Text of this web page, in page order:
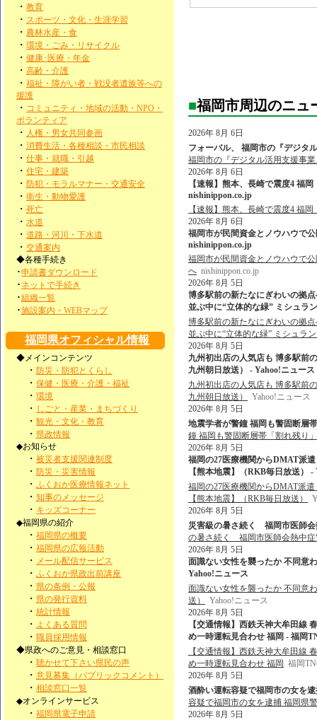
・ 教育
・ スポーツ・文化・生涯学習
・ 農林水産・食
・ 環境・ごみ・リサイクル
・ 健康･医療・年金
・ 高齢・介護
・ 福祉・障がい者・戦没者遺族等への
援護
・ コミュニティ・地域の活動・NPO・
ボランティア
・ 人権・男女共同参画
・ 消費生活・各種相談・市民相談
・ 仕事・就職・引越
・ 住宅・建築
・ 防犯・モラルマナー・交通安全
・ 衛生・動物愛護
・ 死亡
・ 水道
・ 道路・河川・下水道
・ 交通案内
◆各種手続き
･申請書ダウンロード
･ ネットで手続き
･組織一覧
･施設案内・WEBマップ
福岡県オフィシャル情報
◆メインコンテンツ
・ 防災・防犯とくらし
・ 保健・医療・介護・福祉
・ 環境
・ しごと・産業・まちづくり
・ 観光・文化・教育
・ 県政情報
◆お知らせ
・ 被災者支援関連制度
・ 防災・災害情報
・ ふくおか医療情報ネット
・ 知事のメッセージ
・ キッズコーナー
◆福岡県の紹介
・ 福岡県の概要
・ 福岡県の広報活動
・ メール配信サービス
・ ふくおか県政出前講座
・ 県の条例・公報
・ 県の発行資料
・ 統計情報
・ よくある質問
・ 職員採用情報
◆県政へのご意見・相談窓口
・ 聴かせて下さい県民の声
・ 意見募集（パブリックコメント）
・ 相談窓口一覧
◆オンラインサービス
・ 福岡県電子申請
■福岡市周辺のニュ
2026年 8月 6日
フォーバル、 福岡市の『デジタ
福岡市の『デジタル活用支援事
2026年 8月 6日
【速報】熊本、長崎で震度4 福
nishinippon.co.jp
【速報】熊本、長崎で震度4 福
2026年 8月 6日
福岡市が民間資金とノウハウで
nishinippon.co.jp
福岡市が民間資金とノウハウで
へ nishinippon.co.jp
2026年 8月 5日
博多駅前の新たなにぎわいの拠
並ぶ中に“立体的な緑” ミシュラ
博多駅前の新たなにぎわいの拠
並ぶ中に“立体的な緑” ミシュラ
2026年 8月 5日
九州初出店の人気店も 博多駅前
九州朝日放送） - Yahoo!ニュース
九州初出店の人気店も 博多駅前
九州朝日放送）
Yahoo!ニュース
2026年 8月 5日
地震学者が警鐘 福岡も警固断層
鐘 福岡も警固断層帯「割れ残り
2026年 8月 5日
福岡の27医療機関からDMAT派
【熊本地震】（RKB毎日放送）
福岡の27医療機関からDMAT派
【熊本地震】（RKB毎日放送）
2026年 8月 5日
災害級の暑さ続く 福岡市医師会
の暑さ続く 福岡市医師会熱中症
2026年 8月 5日
面識ない女性を襲ったか 不同意
Yahoo!ニュース
面識ない女性を襲ったか 不同意
送）
Yahoo!ニュース
2026年 8月 5日
【交通情報】西鉄天神大牟田線
め一時運転見合わせ 福岡 - 福岡
【交通情報】西鉄天神大牟田線
め一時運転見合わせ 福岡 福岡
2026年 8月 5日
酒酔い運転容疑で福岡市の女を
容疑で福岡市の女を逮捕 福岡県
2026年 8月 5日